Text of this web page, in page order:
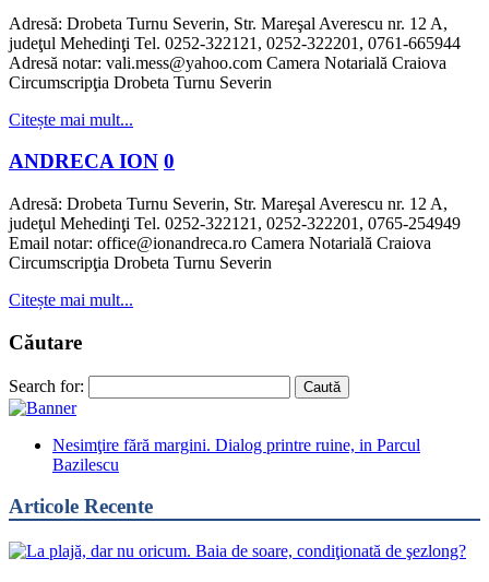
Adresă: Drobeta Turnu Severin, Str. Mareşal Averescu nr. 12 A,
judeţul Mehedinţi Tel. 0252-322121, 0252-322201, 0761-665944
Adresă notar: vali.mess@yahoo.com Camera Notarială Craiova
Circumscripţia Drobeta Turnu Severin
Citește mai mult...
ANDRECA ION 0
Adresă: Drobeta Turnu Severin, Str. Mareşal Averescu nr. 12 A,
judeţul Mehedinţi Tel. 0252-322121, 0252-322201, 0765-254949
Email notar: office@ionandreca.ro Camera Notarială Craiova
Circumscripţia Drobeta Turnu Severin
Citește mai mult...
Căutare
Search for:
Nesimţire fără margini. Dialog printre ruine, in Parcul
Bazilescu
Articole Recente